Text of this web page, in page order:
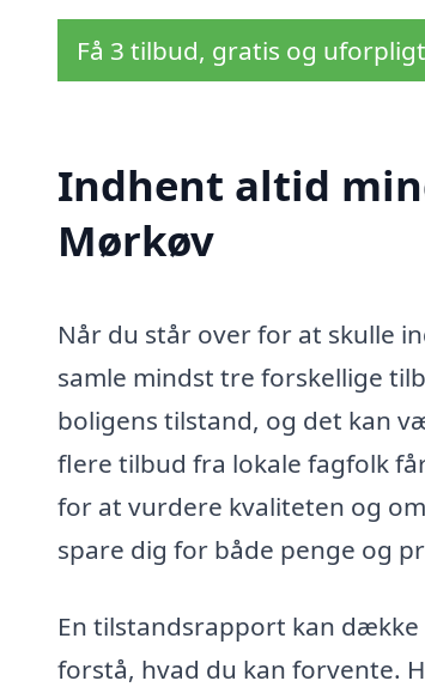
Få 3 tilbud, gratis og
Indhent altid
Mørkøv
Når du står over for at skulle
samle mindst tre forskellige
boligens tilstand, og det kan
flere tilbud fra lokale fagfolk
for at vurdere kvaliteten og
spare dig for både penge og
En tilstandsrapport kan
forstå, hvad du kan forvente.